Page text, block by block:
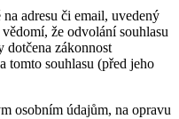
adresu či email, uvedený
že odvolání souhlasu
dotčena zákonnost
tomto souhlasu (před jeho
osobním údajům, na opravu